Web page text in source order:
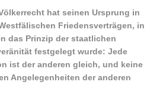
hat seinen Ursprung in
Friedensverträgen, in
das Prinzip der staatlichen
festgelegt wurde: Jede
ist der anderen gleich, und keine
Angelegenheiten der anderen